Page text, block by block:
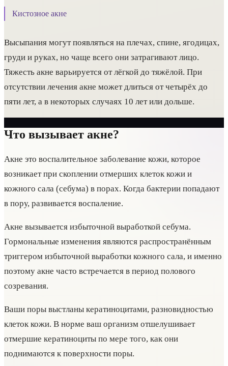
Кистозное акне
Высыпания могут появляться на плечах, спине, ягодицах,
груди и руках, но чаще всего они затрагивают лицо.
Тяжесть акне варьируется от лёгкой до тяжёлой. При
отсутствии лечения акне может длиться от четырёх до
пяти лет, а в некоторых случаях 10 лет или дольше.
Что вызывает акне?
Акне это воспалительное заболевание кожи, которое
возникает при скоплении отмерших клеток кожи и
кожного сала (себума) в порах. Когда бактерии попадают
в пору, развивается воспаление.
Акне вызывается избыточной выработкой себума.
Гормональные изменения являются распространённым
триггером избыточной выработки кожного сала, и именно
поэтому акне часто встречается в период полового
созревания.
Ваши поры выстланы кератиноцитами, разновидностью
клеток кожи. В норме ваш организм отшелушивает
отмершие кератиноциты по мере того, как они
поднимаются к поверхности поры.